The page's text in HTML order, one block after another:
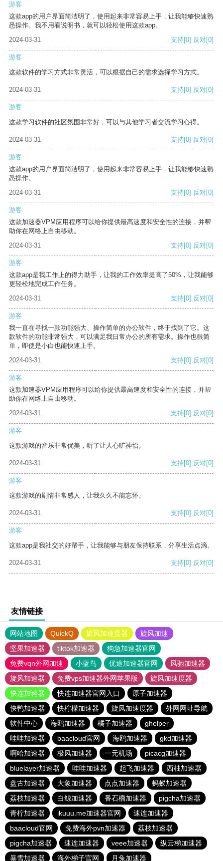
游客
这款app的用户界面简洁明了，使用起来非常容易上手，让我能够快速熟
悉操作。我不用看说明书，就可以轻松使用这款app。
2024-03-31
支持[0] 反对[0]
游客
这款软件的学习方式非常灵活，可以根据自己的需求选择学习方式。
2024-03-31 支持[0] 反对[0]
游客
这款学习软件的社区氛围非常好，可以与其他学习者交流学习心得。
2024-03-31 支持[0] 反对[0]
游客
这款app的用户界面简洁明了，使用起来非常容易上手，让我能够快速熟
悉操作。
2024-03-31
支持[0] 反对[0]
游客
这款加速器VPM应用程序可以给你提供最高速度和安全性的连接，并帮
助你在网络上自由移动。
2024-03-31
支持[0] 反对[0]
游客
这款app是我工作上的得力助手，让我的工作效率提高了50%，让我能够
更轻松地完成工作任务。
2024-03-31
支持[0] 反对[0]
游客
我一直在寻找一款功能强大、操作简单的办公软件，终于找到了它。这
款软件的功能非常强大，可以满足我日常办公的所有需求。操作也很简
单，即使是小白也能快速上手。
2024-03-31
支持[0] 反对[0]
游客
这款加速器VPM应用程序可以给你提供最高速度和安全性的连接，并帮
助你在网络上自由移动。
2024-03-31
支持[0] 反对[0]
游客
这款游戏的音乐非常优美，听了让人心旷神怡。
2024-03-31 支持[0] 反对[0]
游客
这款游戏的剧情非常感人，让我久久不能忘怀。
2024-03-31 支持[0] 反对[0]
游客
这款app是我社交的好帮手，让我能够与朋友保持联系，分享生活点滴。
2024-03-31 支持[0] 反对[0]
友情链接
网站地图 QuickQ 旋风加速度器
旋风加速
坚果加速器
tiktok加速器
狗急加速器官网
免费vqn外网加速
小蓝鸟 优途加速器官网
风驰加速器
旋风加速器
免费vps加速器外网苹果版
旋风加速度器
快连加速器
快连加速器官网入口
原子加速器
快鸭加速器
快柠檬加速器 旋风加速度器
外网网址导航
软件中心
海鸥加速器 橘子加速器
ghelper
哇哇加速器
baacloud官网 海鸥加速器
gkd加速器
啊哈加速器
极风加速器 一元机场
picacg加速器
bluelayer加速器
哇哇加速器 起飞加速器
西柚加速器
盘古加速器
大象加速器 点点加速器
蚂蚁加速器
荔枝加速器
白鲸加速器 番石榴加速器
pigcha加速器
青柠加速器
ikuuu.me加速器官网
速连加速器
baacloud官网
免费海外pvn加速器
荔枝加速器
pigcha加速器
速连加速器 veee加速器
纵云梯加速器
暴雪加速器
海外梯子官网 月兔加速器